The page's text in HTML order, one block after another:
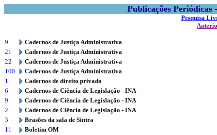
Publicações
Pesquisa
9
Cadernos de Justiça Administrativa
21
Cadernos de Justiça Administrativa
22
Cadernos de Justiça Administrativa
100
Cadernos de Justiça Administrativa
1
Cadernos de direito privado
6
Cadernos de Ciência de Legislação - INA
9
Cadernos de Ciência de Legislação - INA
2
Cadernos de Ciência de Legislação - INA
3
Brasões da sala de Sintra
11
Boletim OM